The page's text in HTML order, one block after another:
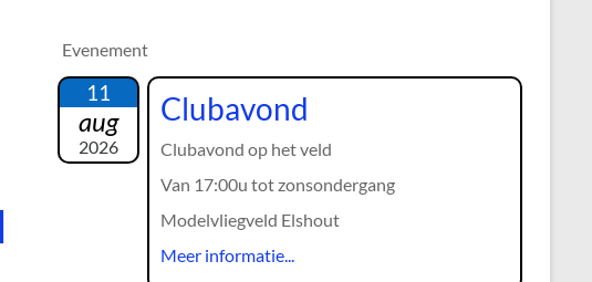
Evenement
11
aug
2026
Clubavond
Clubavond op het veld
Van 17:00u tot zonsondergang
Modelvliegveld Elshout
Meer informatie...